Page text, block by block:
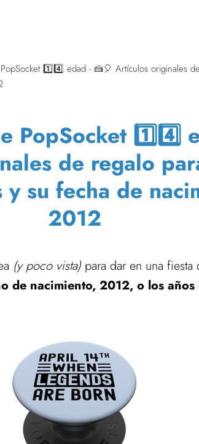
1️⃣4️⃣ edad - 🍰🎈 Artículos originales
PopSocket 1️⃣4️⃣
de regalo
su fecha de
2012
(y poco vista) para dar en una
de nacimiento, 2012, o los